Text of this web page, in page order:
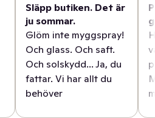
Släpp butiken. Det är
ju sommar.
Glöm inte myggspray!
Och glass. Och saft.
Och solskydd... Ja, du
fattar. Vi har allt du
behöver